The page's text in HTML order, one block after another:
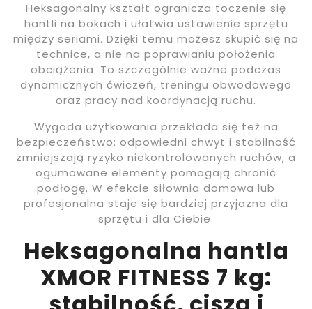
Heksagonalny kształt ogranicza toczenie się
hantli na bokach i ułatwia ustawienie sprzętu
między seriami. Dzięki temu możesz skupić się na
technice, a nie na poprawianiu położenia
obciążenia. To szczególnie ważne podczas
dynamicznych ćwiczeń, treningu obwodowego
oraz pracy nad koordynacją ruchu.
Wygoda użytkowania przekłada się też na
bezpieczeństwo: odpowiedni chwyt i stabilność
zmniejszają ryzyko niekontrolowanych ruchów, a
ogumowane elementy pomagają chronić
podłogę. W efekcie siłownia domowa lub
profesjonalna staje się bardziej przyjazna dla
sprzętu i dla Ciebie.
Heksagonalna hantla
XMOR FITNESS 7 kg: